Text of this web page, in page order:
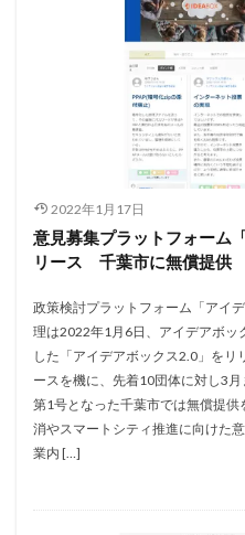
2022年1月17日
意見募集プラットフォーム
リース 千葉市に無償提供
政策検討プラットフォーム「アイ
理は2022年1月6日、アイデアボッ
した「アイデアボックス2.0」をリ
ースを機に、先着10団体に対し3月
第1号となった千葉市では無償提
消やスマートシティ推進に向けた
業内 […]